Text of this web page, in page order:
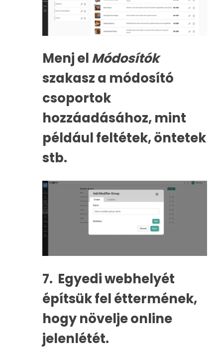
Menj elMódosítók
szakasz a módosító
csoportok
hozzáadásához, mint
például feltétek, öntetek
stb.
7. Egyedi webhelyét
építsük fel éttermének,
hogy növelje online
jelenlétét.